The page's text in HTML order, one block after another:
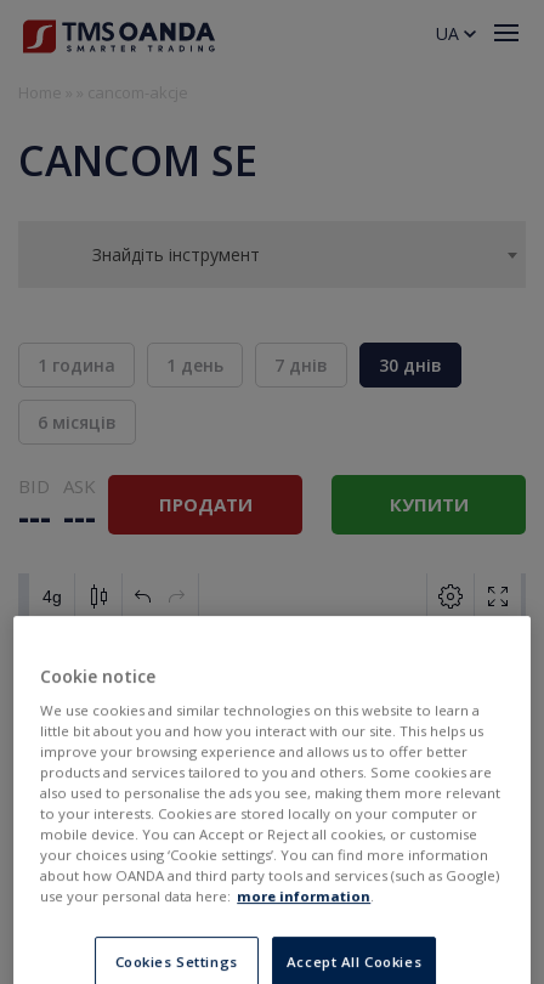
CANCOM SE
Знайдіть інструмент
1 година 1 день 7 днів 30 днів
6 місяців
BID
---
ASK
--- ПРОДАТИ КУПИТИ
UA
Cookie notice
We use cookies and similar technologies on this website to learn a
little bit about you and how you interact with our site. This helps us
improve your browsing experience and allows us to offer better
products and services tailored to you and others. Some cookies are
also used to personalise the ads you see, making them more relevant
to your interests. Cookies are stored locally on your computer or
mobile device. You can Accept or Reject all cookies, or customise
your choices using ‘Cookie settings’. You can find more information
about how OANDA and third party tools and services (such as Google)
use your personal data here: more information.
Cookies Settings Accept All Cookies